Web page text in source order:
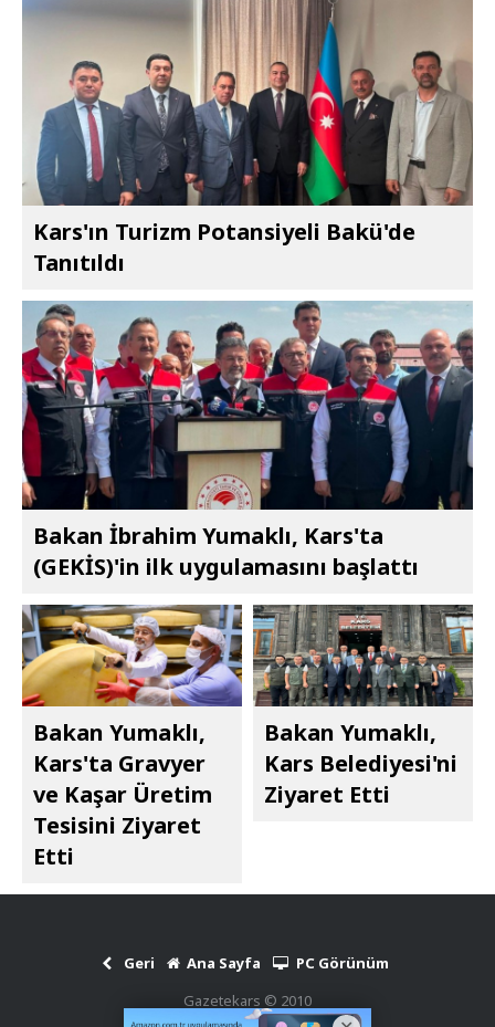
Kars'ın Turizm Potansiyeli Bakü'de
Tanıtıldı
Bakan İbrahim Yumaklı, Kars'ta
(GEKİS)'in ilk uygulamasını başlattı
Bakan Yumaklı,
Kars'ta Gravyer
ve Kaşar Üretim
Tesisini Ziyaret
Etti
Bakan Yumaklı,
Kars Belediyesi'ni
Ziyaret Etti
Geri Ana Sayfa
PC Görünüm
Gazetekars © 2010